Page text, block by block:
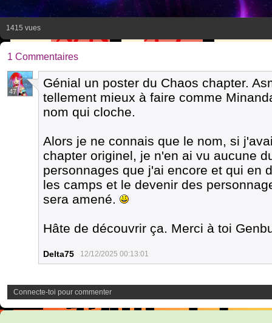
1415 vues
1 Commentaires
47
Génial un poster du Chaos chapter.
tellement mieux à faire comme
nom qui cloche.
Alors je ne connais que le nom, si
chapter originel, je n'en ai vu aucune
personnages que j'ai encore et qui en
les camps et le devenir des
sera amené.
Hâte de découvrir ça. Merci à toi
Delta75 12/12/2025 00:13:01
Connecte-toi pour commenter